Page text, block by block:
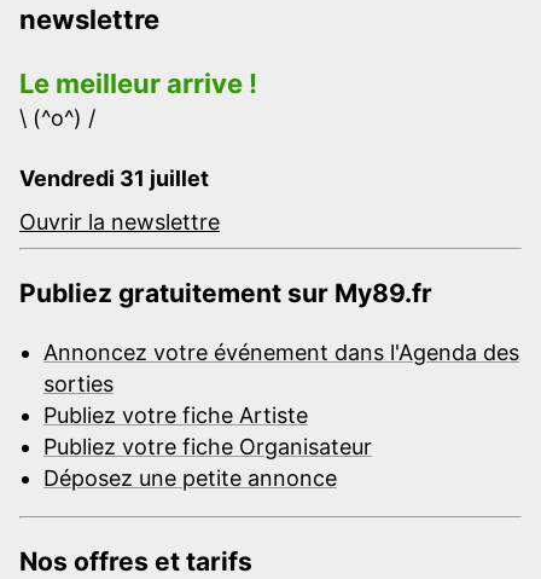
newslettre
Le meilleur arrive !
\ (^o^) /
Vendredi 31 juillet
Ouvrir la newslettre
Publiez gratuitement sur My89.fr
Annoncez votre événement dans l'Agenda des
sorties
Publiez votre fiche Artiste
Publiez votre fiche Organisateur
Déposez une petite annonce
Nos offres et tarifs